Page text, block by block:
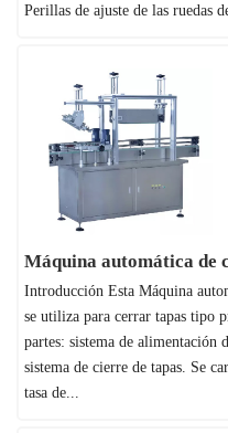
Perillas de ajuste de las ruedas
Máquina automática de
Introducción Esta Máquina
se utiliza para cerrar tapas tipo
partes: sistema de alimentación
sistema de cierre de tapas. Se
tasa de...